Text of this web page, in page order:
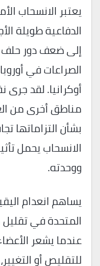
يعتبر الانسحاب
الدفاعية طويلة
إلى ضعف دور
الصراعات في
أوكرانيا. لقد جرى
مناطق أخرى من
بشأن التزاماتها
الانسحاب يحمل
ووحدته.
يساهم انعدام
المتحدة في
عندما يشعر
للتقليص أو